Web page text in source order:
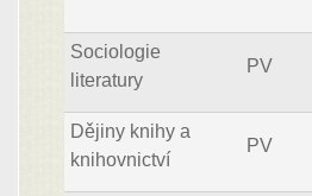
Sociologie
literatury
PV
Dějiny knihy a
knihovnictví
PV